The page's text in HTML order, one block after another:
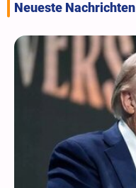
Neueste Nachrichten